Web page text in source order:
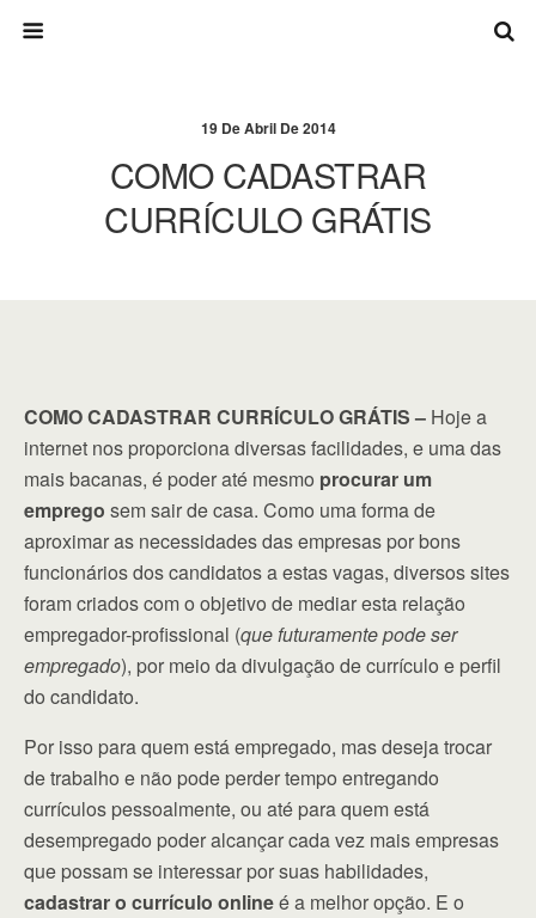
19 De Abril De 2014
COMO CADASTRAR
CURRÍCULO GRÁTIS
COMO CADASTRAR CURRÍCULO GRÁTIS – Hoje a
internet nos proporciona diversas facilidades, e uma das
mais bacanas, é poder até mesmo procurar um
emprego sem sair de casa. Como uma forma de
aproximar as necessidades das empresas por bons
funcionários dos candidatos a estas vagas, diversos sites
foram criados com o objetivo de mediar esta relação
empregador-profissional (que futuramente pode ser
empregado), por meio da divulgação de currículo e perfil
do candidato.
Por isso para quem está empregado, mas deseja trocar
de trabalho e não pode perder tempo entregando
currículos pessoalmente, ou até para quem está
desempregado poder alcançar cada vez mais empresas
que possam se interessar por suas habilidades,
cadastrar o currículo onlineé a melhor opção. E o